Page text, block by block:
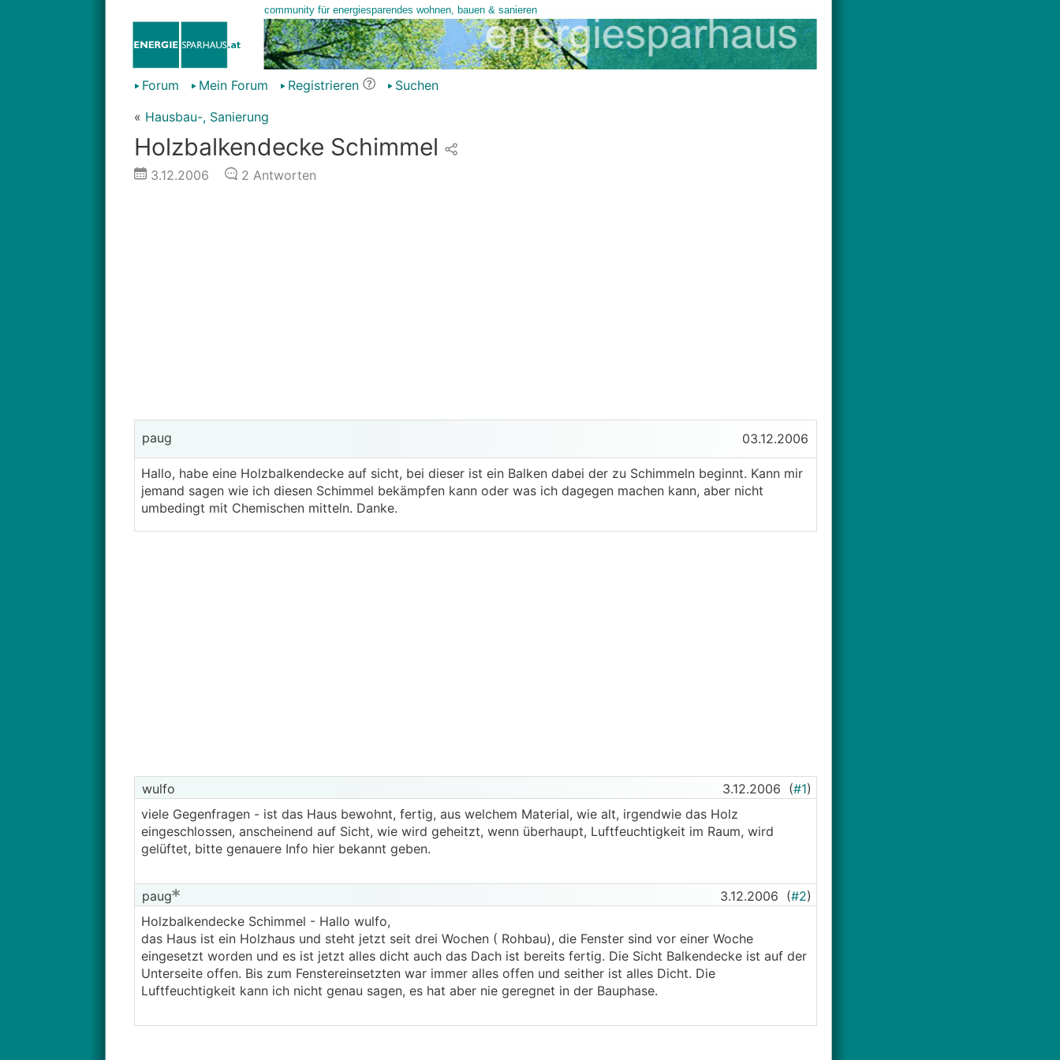
Forum Mein Forum Registrieren
Suchen
« Hausbau-, Sanierung
Holzbalkendecke Schimmel
3.12.2006 2 Antworten
paug 03.12.2006
Hallo, habe eine Holzbalkendecke auf sicht, bei dieser ist ein Balken dabei der zu Schimmeln beginnt. Kann mir
jemand sagen wie ich diesen Schimmel bekämpfen kann oder was ich dagegen machen kann, aber nicht
umbedingt mit Chemischen mitteln. Danke.
wulfo 3.12.2006 (#1)
viele Gegenfragen - ist das Haus bewohnt, fertig, aus welchem Material, wie alt, irgendwie das Holz
eingeschlossen, anscheinend auf Sicht, wie wird geheitzt, wenn überhaupt, Luftfeuchtigkeit im Raum, wird
gelüftet, bitte genauere Info hier bekannt geben.
paug 3.12.2006 (#2)
Holzbalkendecke Schimmel - Hallo wulfo,
das Haus ist ein Holzhaus und steht jetzt seit drei Wochen ( Rohbau), die Fenster sind vor einer Woche
eingesetzt worden und es ist jetzt alles dicht auch das Dach ist bereits fertig. Die Sicht Balkendecke ist auf der
Unterseite offen. Bis zum Fenstereinsetzten war immer alles offen und seither ist alles Dicht. Die
Luftfeuchtigkeit kann ich nicht genau sagen, es hat aber nie geregnet in der Bauphase.